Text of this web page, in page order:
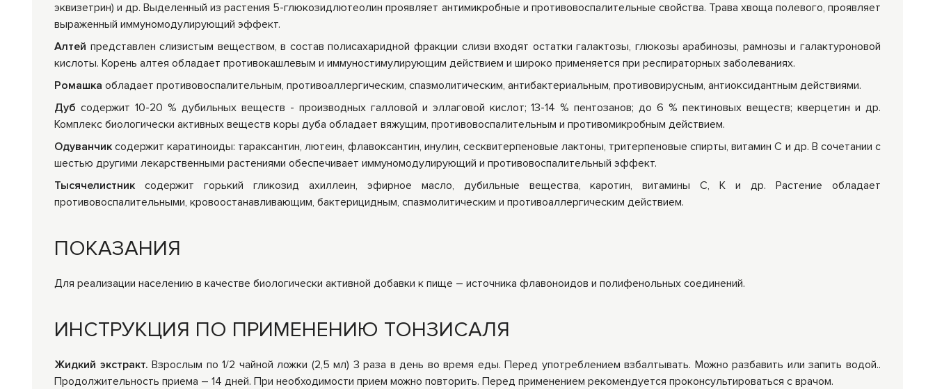
эквизетрин) и др. Выделенный из растения 5-глюкозидлютеолин проявляет антимикробные и противовоспалительные свойства. Трава хвоща полевого, проявляет
выраженный иммуномодулирующий эффект.
Алтей представлен слизистым веществом, в состав полисахаридной фракции слизи входят остатки галактозы, глюкозы арабинозы, рамнозы и галактуроновой
кислоты. Корень алтея обладает противокашлевым и иммуностимулирующим действием и широко применяется при респираторных заболеваниях.
Ромашка обладает противовоспалительным, противоаллергическим, спазмолитическим, антибактериальным, противовирусным, антиоксидантным действиями.
Дуб содержит 10-20 % дубильных веществ - производных галловой и эллаговой кислот; 13-14 % пентозанов; до 6 % пектиновых веществ; кверцетин и др.
Комплекс биологически активных веществ коры дуба обладает вяжущим, противовоспалительным и противомикробным действием.
Одуванчиксодержит каратиноиды: тараксантин, лютеин, флавоксантин, инулин, сесквитерпеновые лактоны, тритерпеновые спирты, витамин С и др. В сочетании с
шестью другими лекарственными растениями обеспечивает иммуномодулирующий и противовоспалительный эффект.
Тысячелистник содержит горький гликозид ахиллеин, эфирное масло, дубильные вещества, каротин, витамины С, К и др. Растение обладает
противовоспалительными, кровоостанавливающим, бактерицидным, спазмолитическим и противоаллергическим действием.
ПОКАЗАНИЯ
Для реализации населению в качестве биологически активной добавки к пище – источника флавоноидов и полифенольных соединений.
ИНСТРУКЦИЯ ПО ПРИМЕНЕНИЮ ТОНЗИСАЛЯ
Жидкий экстракт. Взрослым по 1/2 чайной ложки (2,5 мл) 3 раза в день во время еды. Перед употреблением взбалтывать. Можно разбавить или запить водой..
Продолжительность приема – 14 дней. При необходимости прием можно повторить. Перед применением рекомендуется проконсультироваться с врачом.